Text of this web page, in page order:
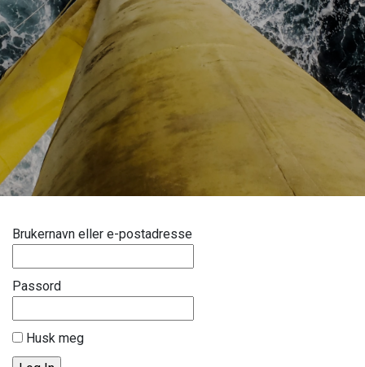
Brukernavn eller e-postadresse
Passord
Husk meg